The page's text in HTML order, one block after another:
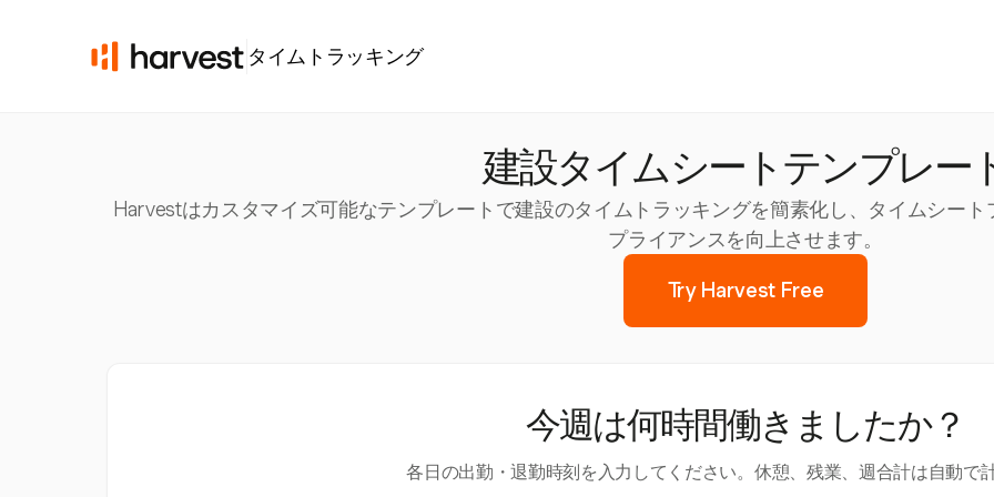
タイムトラッキング
建設タイムシートテンプレー
Harvestはカスタマイズ可能なテンプレートで建設のタイムトラッキングを簡素化し、タイムシー
プライアンスを向上させます。
Try Harvest Free
今週は何時間働きましたか？
各日の出勤・退勤時刻を入力してください。休憩、残業、週合計は自動で